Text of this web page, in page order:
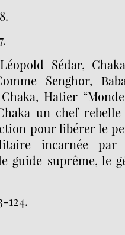
Sédar,
Senghor,
Hatier
un chef
pour libérer le
incarnée par
guide suprême, le
124.